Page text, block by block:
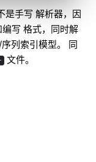
是手写 解析器，因
写 格式，同时解
列索引模型。 同
文件。